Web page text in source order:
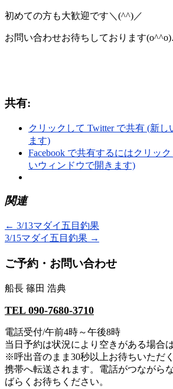
初めての方も大歓迎です＼(^^)／
お問い合わせお待ちしております
共有:
クリックして Twitter で共有 (新し
ます)
Facebook で共有するにはクリッ
いウィンドウで開きます)
関連
← 3/13マダイ五目釣果
3/15マダイ五目釣果 →
ご予約・お問い合わせ
船長 篠田 浩典
TEL 090-7680-3710
電話受付/午前4時～午後8時
当日予約は状況により空きがある場合
※呼出音のまま30秒以上お待ちいただ
携帯へ転送されます。電話がつながら
ばらくお待ちください。